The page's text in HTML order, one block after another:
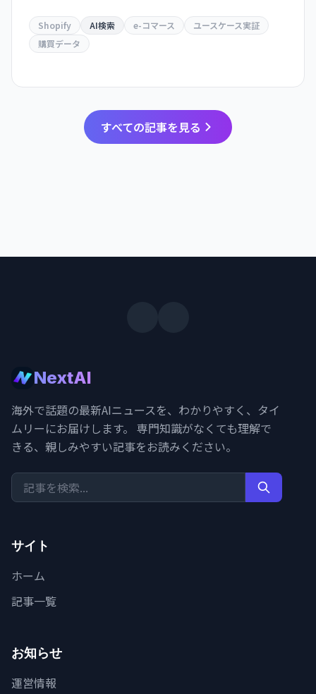
唆。Shopify AI検索 e-コマース
ユースケース実証
購買データ
すべての記事を見る
NextAI
海外で話題の最新AIニュースを、わかりやすく、タイ
ムリーにお届けします。 専門知識がなくても理解で
きる、親しみやすい記事をお読みください。
サイト
ホーム
記事一覧
お知らせ
運営情報